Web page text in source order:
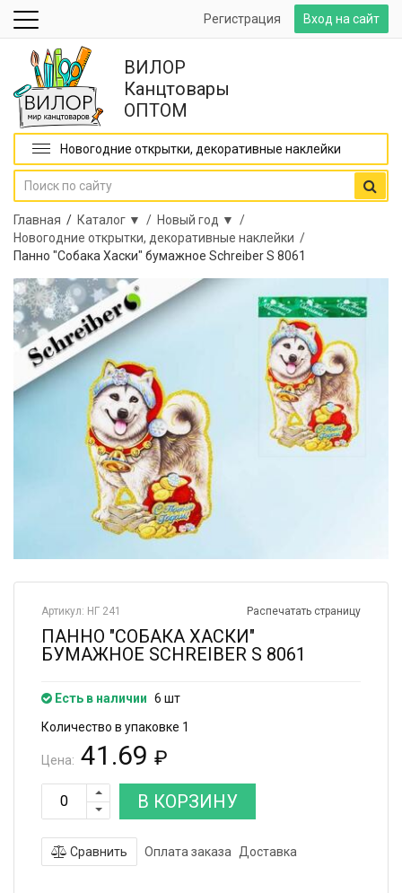
Вход на сайт
Регистрация
ВИЛОР
Канцтовары
ОПТОМ
Новогодние открытки, декоративные наклейки
Главная / Каталог ▼ / Новый год ▼ /
Новогодние открытки, декоративные наклейки /
Панно "Собака Хаски" бумажное Schreiber S 8061
Распечатать страницу
Артикул: НГ 241
ПАННО "СОБАКА ХАСКИ"
БУМАЖНОЕ SCHREIBER S 8061
Есть в наличии 6 шт
Количество в упаковке 1
Цена: 41.69 ₽
В КОРЗИНУ
Сравнить Оплата заказа Доставка